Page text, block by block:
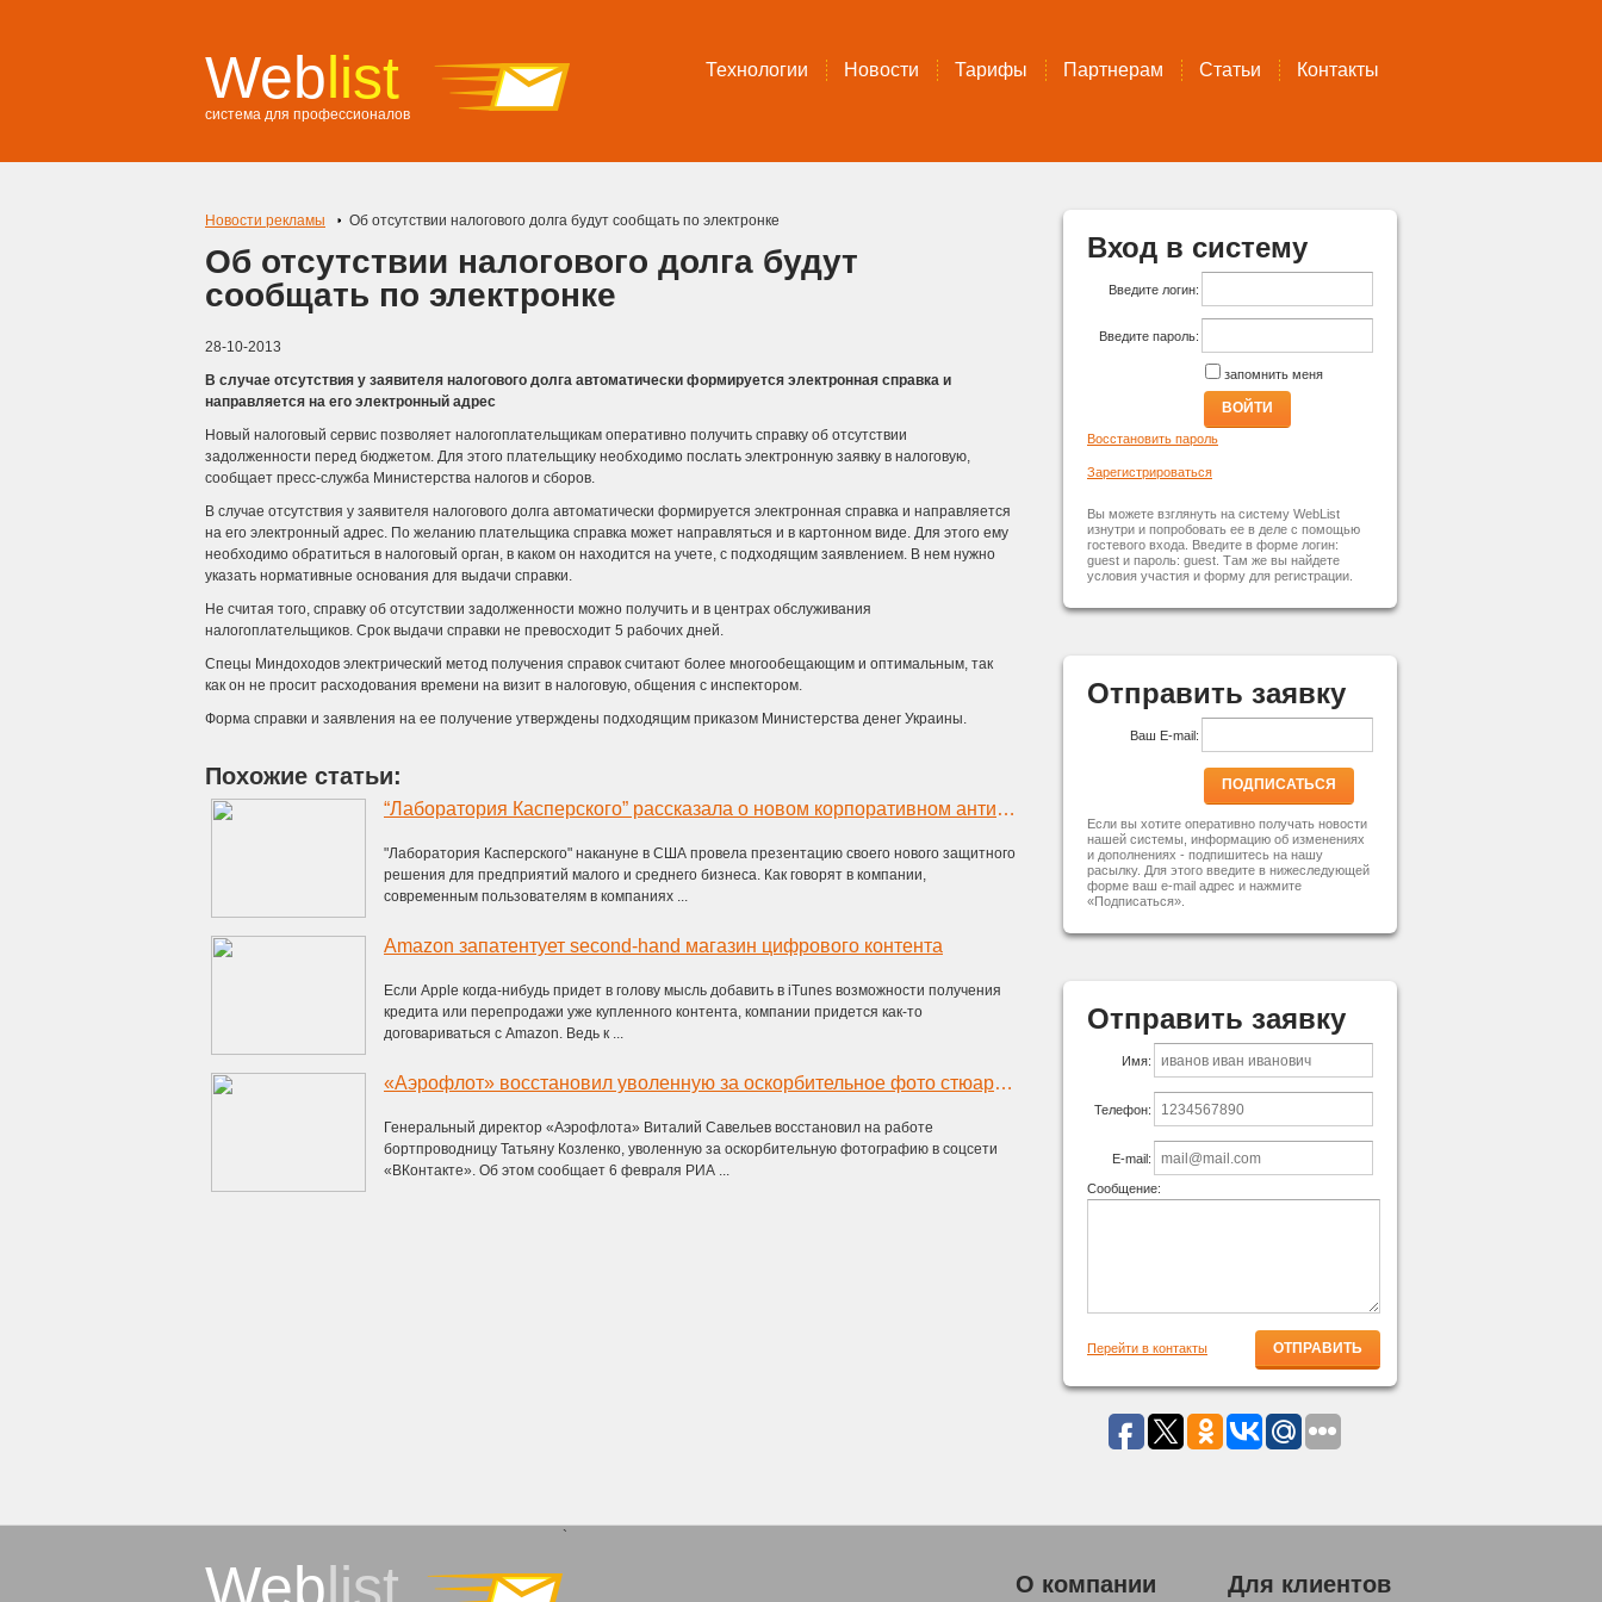
Weblist
система для профессионалов
Технологии Новости Тарифы Партнерам Статьи Контакты
Новости рекламы Об отсутствии налогового долга будут сообщать по электронке
Об отсутствии налогового долга будут
сообщать по электронке
28-10-2013
В случае отсутствия у заявителя налогового долга автоматически формируется электронная справка и
направляется на его электронный адрес
Новый налоговый сервис позволяет налогоплательщикам оперативно получить справку об отсутствии
задолженности перед бюджетом. Для этого плательщику необходимо послать электронную заявку в налоговую,
сообщает пресс-служба Министерства налогов и сборов.
В случае отсутствия у заявителя налогового долга автоматически формируется электронная справка и направляется
на его электронный адрес. По желанию плательщика справка может направляться и в картонном виде. Для этого ему
необходимо обратиться в налоговый орган, в каком он находится на учете, с подходящим заявлением. В нем нужно
указать нормативные основания для выдачи справки.
Не считая того, справку об отсутствии задолженности можно получить и в центрах обслуживания
налогоплательщиков. Срок выдачи справки не превосходит 5 рабочих дней.
Спецы Миндоходов электрический метод получения справок считают более многообещающим и оптимальным, так
как он не просит расходования времени на визит в налоговую, общения с инспектором.
Форма справки и заявления на ее получение утверждены подходящим приказом Министерства денег Украины.
Похожие статьи:
“Лаборатория Касперского” рассказала о новом корпоративном антивирусе
"Лаборатория Касперского" накануне в США провела презентацию своего нового защитного
решения для предприятий малого и среднего бизнеса. Как говорят в компании,
современным пользователям в компаниях ...
Amazon запатентует second-hand магазин цифрового контента
Если Apple когда-нибудь придет в голову мысль добавить в iTunes возможности получения
кредита или перепродажи уже купленного контента, компании придется как-то
договариваться с Amazon. Ведь к ...
«Аэрофлот» восстановил уволенную за оскорбительное фото стюардессу
Генеральный директор «Аэрофлота» Виталий Савельев восстановил на работе
бортпроводницу Татьяну Козленко, уволенную за оскорбительную фотографию в соцсети
«ВКонтакте». Об этом сообщает 6 февраля РИА ...
Вход в систему
Введите логин:
Введите пароль:
запомнить меня
ВОЙТИ
Восстановить пароль
Зарегистрироваться
Вы можете взглянуть на систему WebList
изнутри и попробовать ее в деле с помощью
гостевого входа. Введите в форме логин:
guest и пароль: guest. Там же вы найдете
условия участия и форму для регистрации.
Отправить заявку
Ваш E-mail:
ПОДПИСАТЬСЯ
Если вы хотите оперативно получать новости
нашей системы, информацию об изменениях
и дополнениях - подпишитесь на нашу
расылку. Для этого введите в нижеследующей
форме ваш e-mail адрес и нажмите
«Подписаться».
Отправить заявку
Имя:
Телефон:
E-mail:
Сообщение:
Перейти в контакты
Weblist
`
О компании Для клиентов